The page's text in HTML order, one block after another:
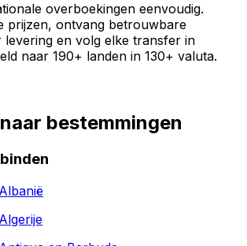
overboekingen eenvoudig.
prijzen, ontvang betrouwbare
levering en volg elke transfer in
naar 190+ landen in 130+ valuta.
bestemmingen
Albanië
Algerije